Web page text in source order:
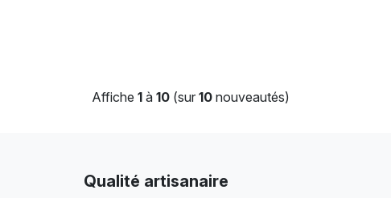
Affiche 1 à 10 (sur 10 nouveautés)
Qualité artisanaire